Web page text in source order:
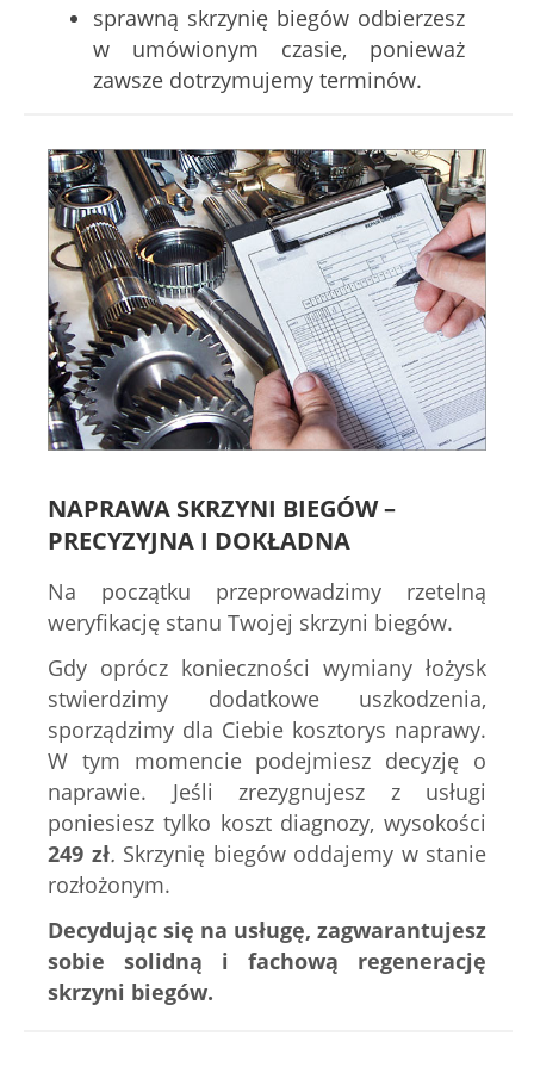
sprawną skrzynię biegów odbierzesz
w umówionym czasie, ponieważ
zawsze dotrzymujemy terminów.
NAPRAWA SKRZYNI BIEGÓW –
PRECYZYJNA I DOKŁADNA
Na początku przeprowadzimy rzetelną
weryfikację stanu Twojej skrzyni biegów.
Gdy oprócz konieczności wymiany łożysk
stwierdzimy dodatkowe uszkodzenia,
sporządzimy dla Ciebie kosztorys naprawy.
W tym momencie podejmiesz decyzję o
naprawie. Jeśli zrezygnujesz z usługi
poniesiesz tylko koszt diagnozy, wysokości
249 zł. Skrzynię biegów oddajemy w stanie
rozłożonym.
Decydując się na usługę, zagwarantujesz
sobie solidną i fachową regenerację
skrzyni biegów.